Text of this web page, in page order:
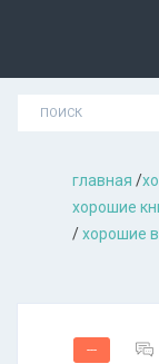
главная /
хорошие
/хорошие
---